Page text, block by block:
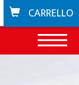
CARRELLO